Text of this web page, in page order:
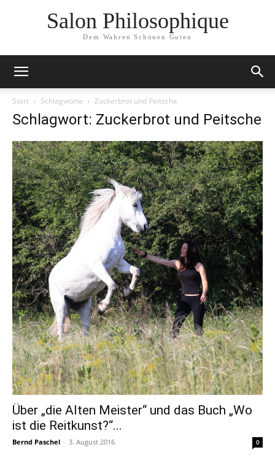
Salon Philosophique
Dem Wahren Schönen Guten
Start Schlagworte Zuckerbrot und Peitsche
Schlagwort: Zuckerbrot und Peitsche
Über „die Alten Meister“ und das Buch „Wo
ist die Reitkunst?“...
Bernd Paschel - 3. August 2016 0